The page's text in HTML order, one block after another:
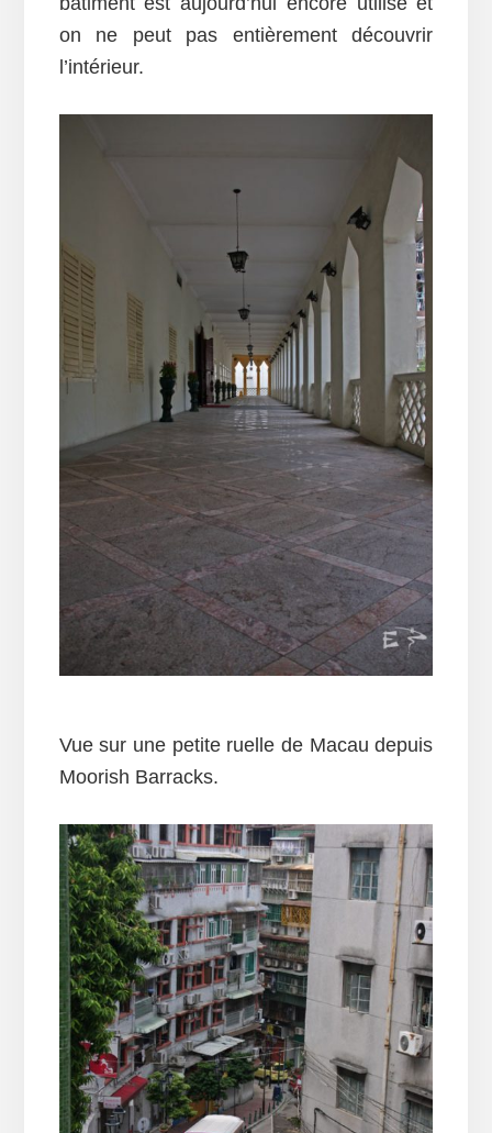
on ne peut pas entièrement découvrir
l’intérieur.
Vue sur une petite ruelle de Macau depuis
Moorish Barracks.